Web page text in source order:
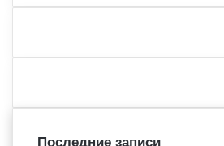
Последние записи